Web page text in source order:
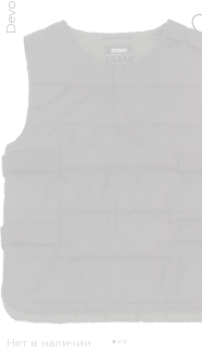
Нет в наличии
Devo